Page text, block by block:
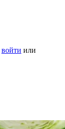
войти или